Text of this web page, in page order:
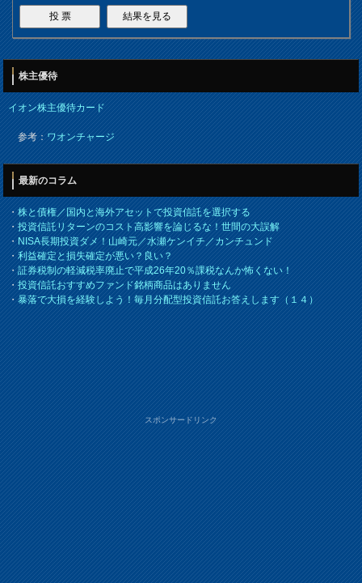
株主優待
イオン株主優待カード
参考：ワオンチャージ
最新のコラム
・株と債権／国内と海外アセットで投資信託を選択する
・投資信託リターンのコスト高影響を論じるな！世間の大誤解
・NISA長期投資ダメ！山崎元／水瀬ケンイチ／カンチュンド
・利益確定と損失確定が悪い？良い？
・証券税制の軽減税率廃止で平成26年20％課税なんか怖くない！
・投資信託おすすめファンド銘柄商品はありません
・暴落で大損を経験しよう！毎月分配型投資信託お答えします（１４）
スポンサードリンク